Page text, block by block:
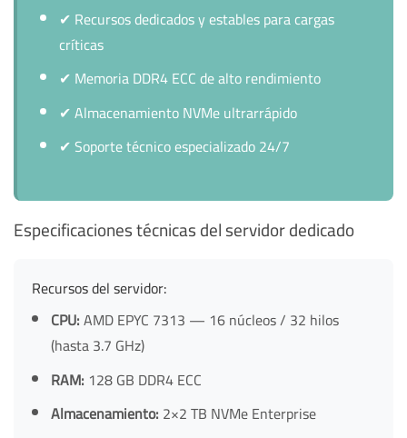
✔ Recursos dedicados y estables para cargas
críticas
✔ Memoria DDR4 ECC de alto rendimiento
✔Almacenamiento NVMe ultrarrápido
✔Soporte técnico especializado 24/7
Especificaciones técnicas del servidor dedicado
Recursos del servidor:
CPU:AMD EPYC 7313 — 16 núcleos / 32 hilos
(hasta 3.7 GHz)
RAM: 128 GB DDR4 ECC
Almacenamiento: 2×2 TB NVMe Enterprise